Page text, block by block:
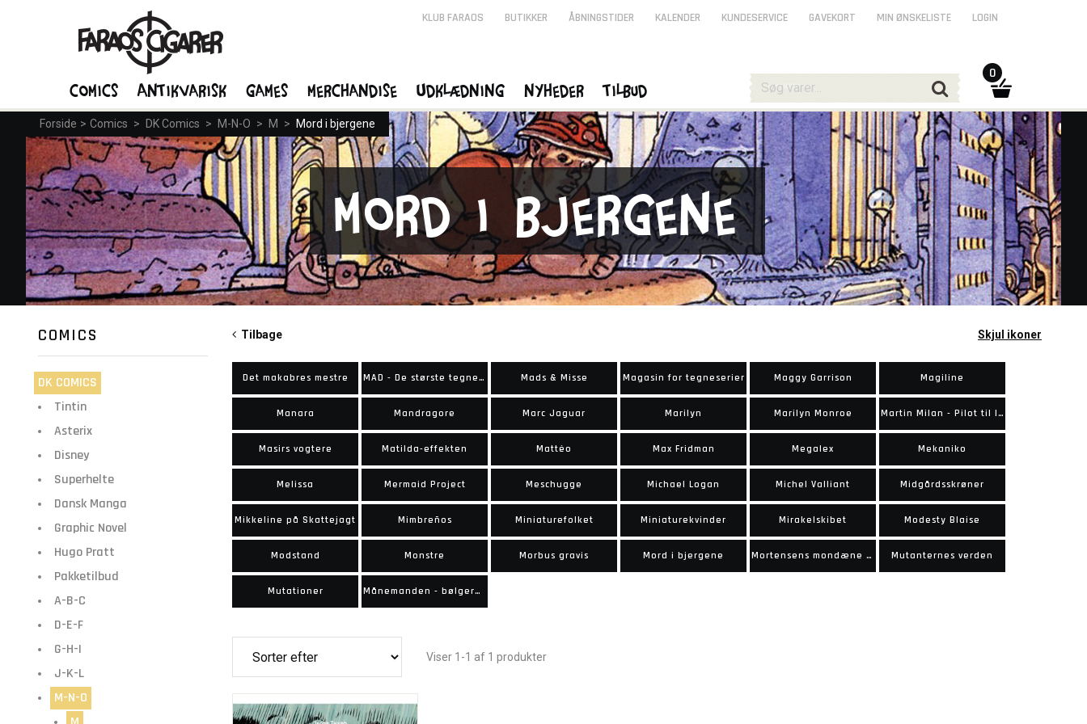
Forside > Comics > DK Comics > M-N-O > M > Mord i bjergene
Mord i bjergene
COMICS
DK COMICS
Tintin
Asterix
Disney
Superhelte
Dansk Manga
Graphic Novel
Hugo Pratt
Pakketilbud
A-B-C
D-E-F
G-H-I
J-K-L
M-N-O
Skjul ikoner
Tilbage
Det makabres mestre MAD - De største tegnere Mads & Misse Magasin for tegneserier Maggy Garrison Magiline
Manara Mandragore Marc Jaguar Marilyn Marilyn Monroe Martin Milan - Pilot til leje
Masirs vogtere Matilda-effekten Mattéo Max Fridman Megalex Mekaniko
Melissa Mermaid Project Meschugge Michael Logan Michel Valliant Midgårdsskrøner
Mikkeline på Skattejagt Mimbreños Miniaturefolket Miniaturekvinder Mirakelskibet Modesty Blaise
Modstand Monstre Morbus gravis Mord i bjergene Mortensens mondæne meritter Mutanternes verden
Mutationer Månemanden - bølgernes behersker
Viser 1-1 af 1 produkter
KLUB FARAOS BUTIKKER ÅBNINGSTIDER KALENDER KUNDESERVICE GAVEKORT MIN ØNSKELISTE LOGIN
Comics Antikvarisk Games Merchandise Udklædning Nyheder Tilbud
0